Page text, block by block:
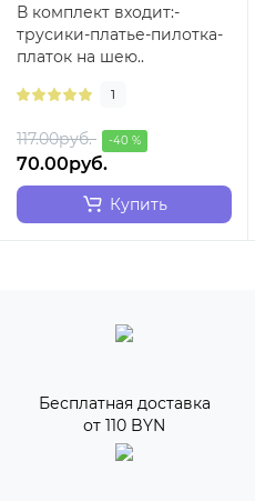
В комплект входит:-
трусики-платье-пилотка-
платок на шею..
1
117.00руб. -40 %
70.00руб.
Купить
Бесплатная доставка
от 110 BYN